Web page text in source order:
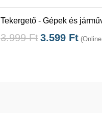
Tekergető - Gépek és
3.999Ft3.599 Ft